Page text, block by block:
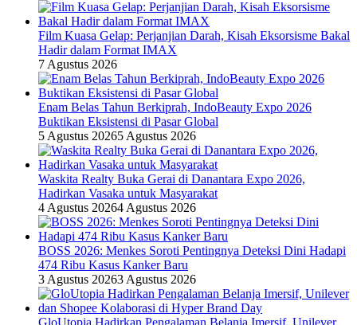
Film Kuasa Gelap: Perjanjian Darah, Kisah Eksorsisme Bakal
Hadir dalam Format IMAX
7 Agustus 2026
Enam Belas Tahun Berkiprah, IndoBeauty Expo 2026
Buktikan Eksistensi di Pasar Global
5 Agustus 20265 Agustus 2026
Waskita Realty Buka Gerai di Danantara Expo 2026,
Hadirkan Vasaka untuk Masyarakat
4 Agustus 20264 Agustus 2026
BOSS 2026: Menkes Soroti Pentingnya Deteksi Dini Hadapi
474 Ribu Kasus Kanker Baru
3 Agustus 20263 Agustus 2026
GloUtopia Hadirkan Pengalaman Belanja Imersif, Unilever